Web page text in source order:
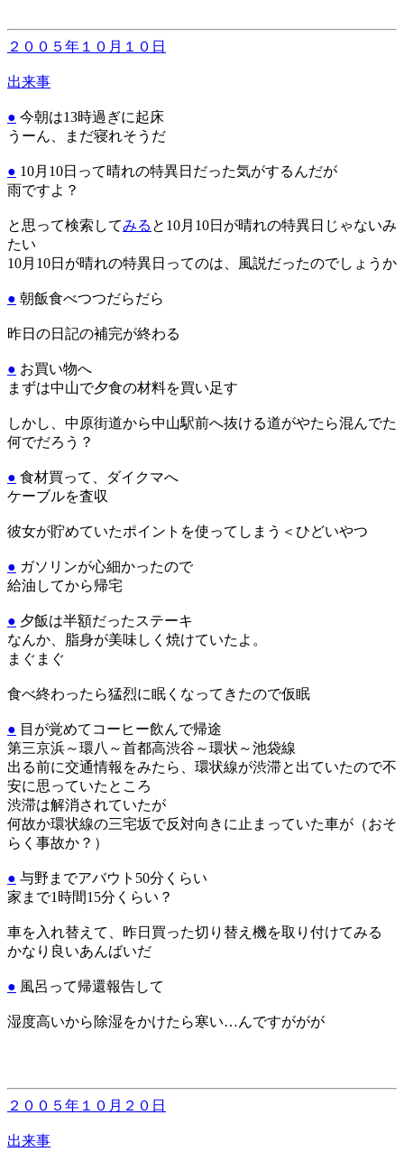
２００５年１０月１０日
出来事
● 今朝は13時過ぎに起床
うーん、まだ寝れそうだ
● 10月10日って晴れの特異日だった気がするんだが
雨ですよ？
と思って検索してみる と10月10日が晴れの特異日じゃないみ
たい
10月10日が晴れの特異日ってのは、風説だったのでしょうか
● 朝飯食べつつだらだら
昨日の日記の補完が終わる
● お買い物へ
まずは中山で夕食の材料を買い足す
しかし、中原街道から中山駅前へ抜ける道がやたら混んでた
何でだろう？
● 食材買って、ダイクマへ
ケーブルを査収
彼女が貯めていたポイントを使ってしまう＜ひどいやつ
● ガソリンが心細かったので
給油してから帰宅
● 夕飯は半額だったステーキ
なんか、脂身が美味しく焼けていたよ。
まぐまぐ
食べ終わったら猛烈に眠くなってきたので仮眠
● 目が覚めてコーヒー飲んで帰途
第三京浜～環八～首都高渋谷～環状～池袋線
出る前に交通情報をみたら、環状線が渋滞と出ていたので不
安に思っていたところ
渋滞は解消されていたが
何故か環状線の三宅坂で反対向きに止まっていた車が（おそ
らく事故か？）
● 与野までアバウト50分くらい
家まで1時間15分くらい？
車を入れ替えて、昨日買った切り替え機を取り付けてみる
かなり良いあんばいだ
● 風呂って帰還報告して
湿度高いから除湿をかけたら寒い…んですががが
２００５年１０月２０日
出来事